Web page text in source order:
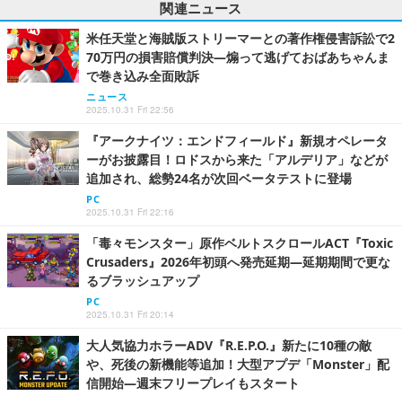
関連ニュース
米任天堂と海賊版ストリーマーとの著作権侵害訴訟で2
70万円の損害賠償判決―煽って逃げておばあちゃんま
で巻き込み全面敗訴
ニュース
2025.10.31 Fri 22:56
『アークナイツ：エンドフィールド』新規オペレータ
ーがお披露目！ロドスから来た「アルデリア」などが
追加され、総勢24名が次回ベータテストに登場
PC
2025.10.31 Fri 22:16
「毒々モンスター」原作ベルトスクロールACT『Toxic
Crusaders』2026年初頭へ発売延期―延期期間で更な
るブラッシュアップ
PC
2025.10.31 Fri 20:14
大人気協力ホラーADV『R.E.P.O.』新たに10種の敵
や、死後の新機能等追加！大型アプデ「Monster」配
信開始―週末フリープレイもスタート